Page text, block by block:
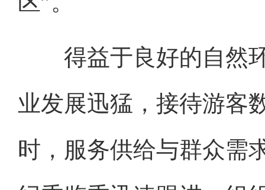
得益于良好的自然环
业发展迅猛，接待游客
时，服务供给与群众需